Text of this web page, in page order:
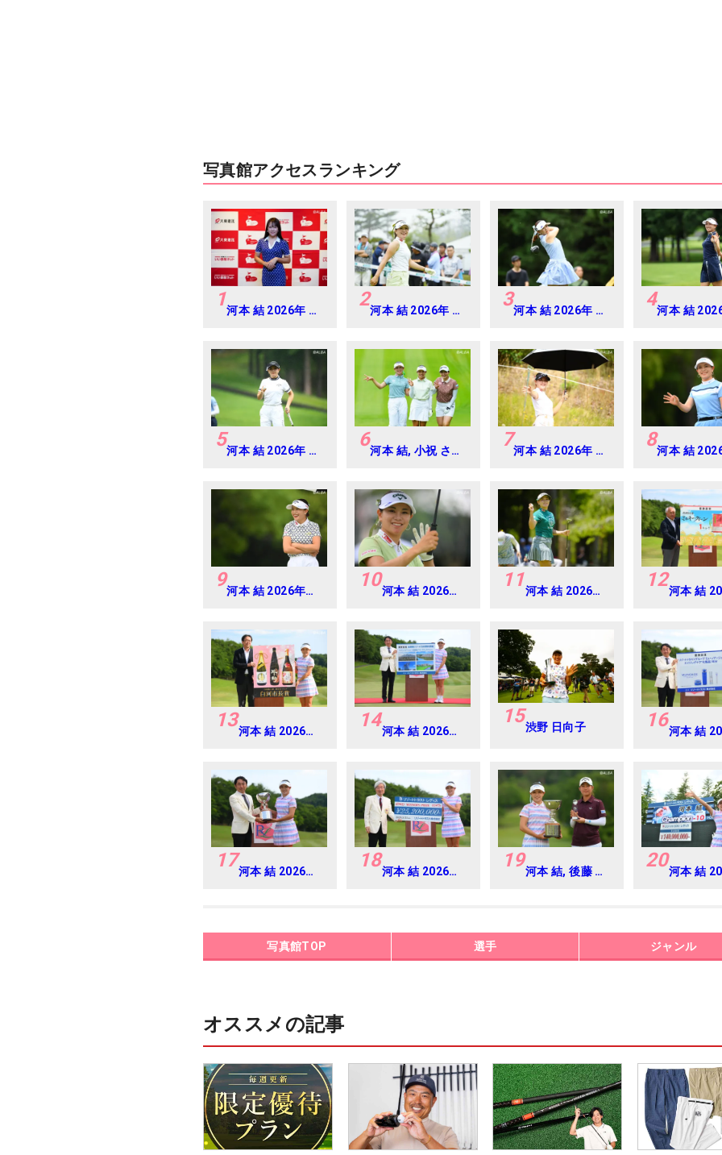
写真館アクセスランキング
1河本 結 2026年 大
習日・プロアマ
2河本 結 2026年 明
3河本 結 2026年 ミ
ップ Round4
4河本 結
ップ
5河本 結 2026年 ミ
ップ Round3
6河本 結, 小祝 さく
JAL レディス
Round4
7河本 結 2026年 ミ
ップ Round1
8河本 結
Round4
9河本 結 2026年
Round5
10河本 結 2026年
CUP Round4
11河本 結 2026年
12河本 結
13河本 結 2026年
Round4
14河本 結 2026年
Round4
15渋野 日向子 16河本 結
Round4
17河本 結 2026年
18河本 結 2026年
19河本 結, 後藤 あ
20河本 結
写真館TOP 選手 ジャンル
オススメの記事